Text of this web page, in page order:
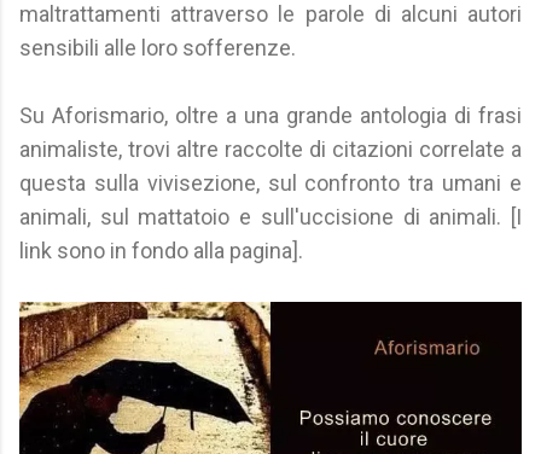
maltrattamenti attraverso le parole di alcuni autori
sensibili alle loro sofferenze.
Su Aforismario, oltre a una grande antologia di frasi
animaliste, trovi altre raccolte di citazioni correlate a
questa sulla vivisezione, sul confronto tra umani e
animali, sul mattatoio e sull'uccisione di animali. [I
link sono in fondo alla pagina].